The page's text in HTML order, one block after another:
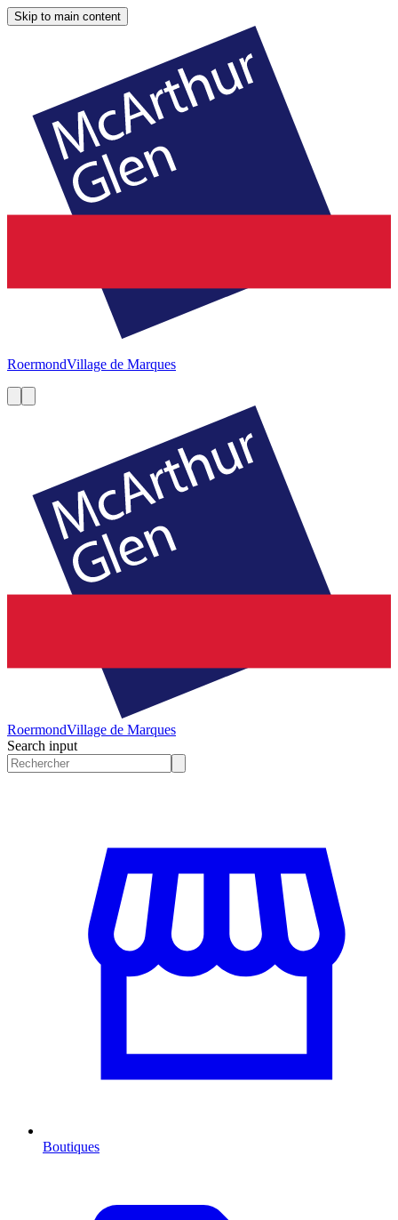
Skip to main content
RoermondVillage de Marques
RoermondVillage de Marques
Search input
Boutiques